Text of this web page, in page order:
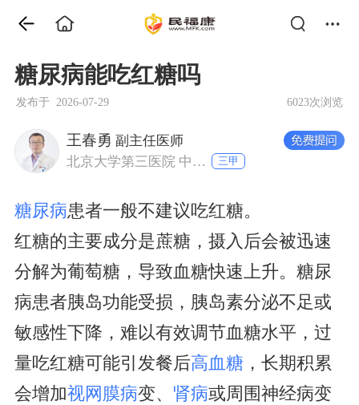
糖尿病能吃红糖吗
发布于 2026-07-29 6023次浏览
王春勇 副主任医师
北京大学第三医院 中医科
三甲
糖尿病患者一般不建议吃红糖。
红糖的主要成分是蔗糖，摄入后会被迅速
分解为葡萄糖，导致血糖快速上升。糖尿
病患者胰岛功能受损，胰岛素分泌不足或
敏感性下降，难以有效调节血糖水平，过
量吃红糖可能引发餐后高血糖，长期积累
会增加视网膜病变、 肾病或周围神经病变